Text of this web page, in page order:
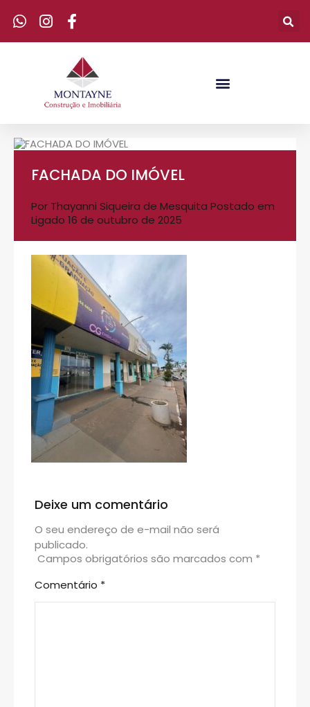
FACHADA DO IMÓVEL
Por Thayanni Siqueira de Mesquita Postado em
Ligado 16 de outubro de 2025
Deixe um comentário
O seu endereço de e-mail não será
publicado.
Campos obrigatórios são marcados com *
Comentário *